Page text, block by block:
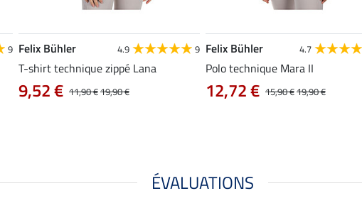
9 Felix Bühler 4.9 9
T-shirt technique zippé Lana
11,90 €19,90 €
9,52 €
Felix Bühler 4.7
Polo technique Mara II
15,90 €19,90 €
12,72 €
ÉVALUATIONS